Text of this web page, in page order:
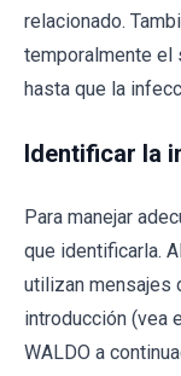
relacionado.
temporalmente el
hasta que la
Identificar la
Para manejar
que identificarla.
utilizan mensajes
introducción (vea
WALDO a